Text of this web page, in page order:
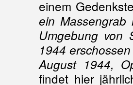
einem
ein
Umgebung von
1944
August 1944,
findet hier